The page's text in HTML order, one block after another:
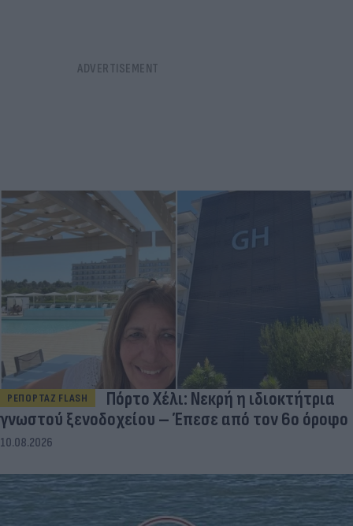
ΡΕΠΟΡΤΑΖ FLASH
Πόρτο Χέλι: Νεκρή η ιδιοκτήτρια
γνωστού ξενοδοχείου – Έπεσε από τον 6ο όροφο
10.08.2026